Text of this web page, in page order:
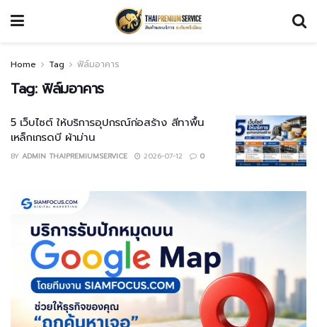
Home Tag ฟิล์มอาคาร
Tag: ฟิล์มอาคาร
5 เว็บไซต์ ให้บริการอุปกรณ์ก่อสร้าง สีทาพื้น
เหล็กเกรดบี ผ้าม่าน
BY ADMIN THAIPREMIUMSERVICE 2026-07-12 0